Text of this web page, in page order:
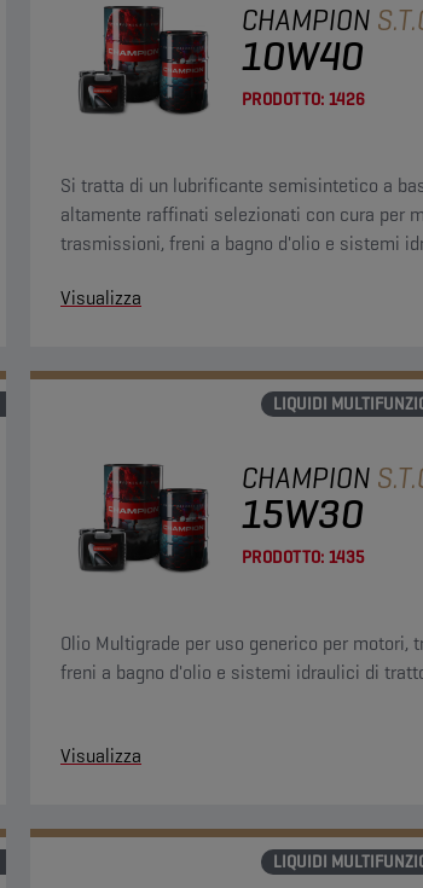
CHAMPION
10W40
PRODOTTO: 1426
Si tratta di un lubrificante semisintetico a
altamente raffinati selezionati con cura per
trasmissioni, freni a bagno d'olio e sistemi
Visualizza
LIQUIDI
CHAMPION
15W30
PRODOTTO: 1435
Olio Multigrade per uso generico per motori,
freni a bagno d'olio e sistemi idraulici di
Visualizza
LIQUIDI